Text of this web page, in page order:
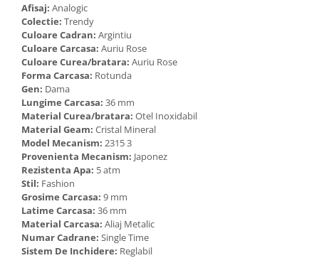
Afisaj: Analogic
Colectie: Trendy
Culoare Cadran: Argintiu
Culoare Carcasa: Auriu Rose
Culoare Curea/bratara: Auriu Rose
Forma Carcasa: Rotunda
Gen: Dama
Lungime Carcasa: 36 mm
Material Curea/bratara: Otel Inoxidabil
Material Geam: Cristal Mineral
Model Mecanism: 2315 3
Provenienta Mecanism: Japonez
Rezistenta Apa: 5 atm
Stil: Fashion
Grosime Carcasa: 9 mm
Latime Carcasa: 36 mm
Material Carcasa: Aliaj Metalic
Numar Cadrane: Single Time
Sistem De Inchidere: Reglabil